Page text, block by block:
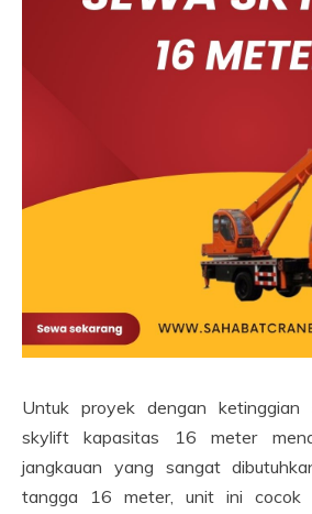
Untuk proyek dengan ketinggian
skylift kapasitas 16 meter
jangkauan yang sangat
tangga 16 meter, unit ini cocok